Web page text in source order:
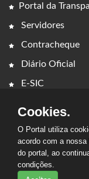
Portal da
Servidores
Contracheque
Diário Oficial
E-SIC
Cookies.
O Portal utiliza
acordo com a
do portal, ao
condições.
2026 - PREFEITURA
MARANHÃO. Todos